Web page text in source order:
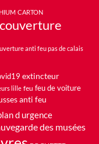
CARTON
couverture
anti feu pas de calais
extincteur
lille feu feu de voiture
anti feu
d urgence
des musées